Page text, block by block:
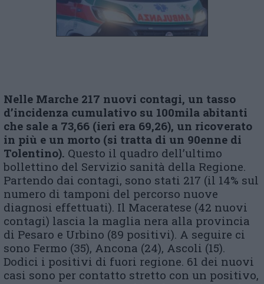
Nelle Marche 217 nuovi contagi, un tasso
d’incidenza cumulativo su 100mila abitanti
che sale a 73,66 (ieri era 69,26), un ricoverato
in più e un morto (si tratta di un 90enne di
Tolentino). Questo il quadro dell’ultimo
bollettino del Servizio sanità della Regione.
Partendo dai contagi, sono stati 217 (il 14% sul
numero di tamponi del percorso nuove
diagnosi effettuati). Il Maceratese (42 nuovi
contagi) lascia la maglia nera alla provincia
di Pesaro e Urbino (89 positivi). A seguire ci
sono Fermo (35), Ancona (24), Ascoli (15).
Dodici i positivi di fuori regione. 61 dei nuovi
casi sono per contatto stretto con un positivo,